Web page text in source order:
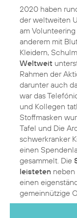
2020 haben
der weltweiten
am
anderem mit
Kleidern,
Weltweit
Rahmen der
darunter auch
war das
und Kollegen
Stoffmasken
Tafel und Die
schwerkranker
einen
gesammelt. Die
leisteten neben
einen
gemeinnützige